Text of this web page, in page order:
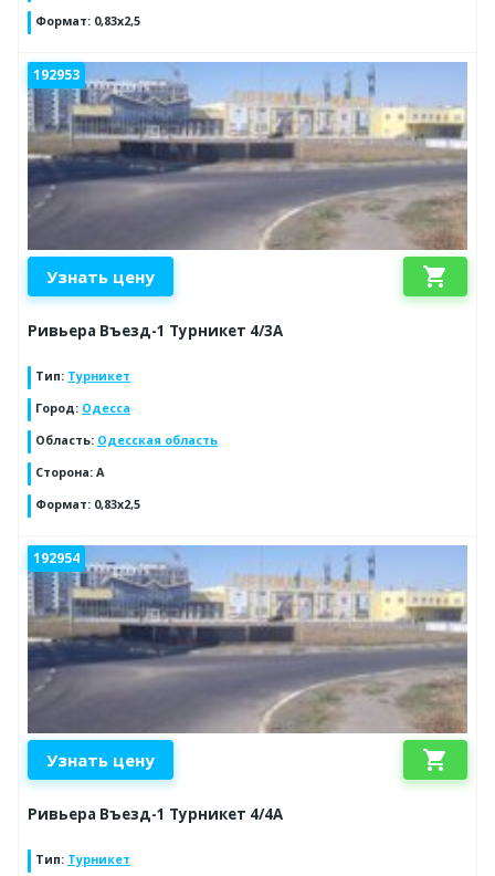
Формат: 0,83х2,5
192953
Узнать цену shopping_cart
Ривьера Въезд-1 Турникет 4/3А
Тип: Турникет
Город: Одесса
Область: Одесская область
Сторона: A
Формат: 0,83х2,5
192954
Узнать цену shopping_cart
Ривьера Въезд-1 Турникет 4/4А
Тип: Турникет